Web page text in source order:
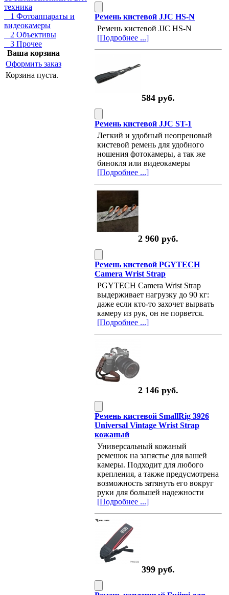
техника
1 Фотоаппараты и
видеокамеры
2 Объективы
3 Прочее
Ваша корзина
Оформить заказ
Корзина пуста.
Ремень кистевой JJC HS-N
Ремень кистевой JJC HS-N
[Подробнее ...]
584 руб.
Ремень кистевой JJC ST-1
Легкий и удобный неопреновый
кистевой ремень для удобного
ношения фотокамеры, а так же
бинокля или видеокамеры
[Подробнее ...]
2 960 руб.
Ремень кистевой PGYTECH
Camera Wrist Strap
PGYTECH Camera Wrist Strap
выдерживает нагрузку до 90 кг:
даже если кто-то захочет вырвать
камеру из рук, он не порвется.
[Подробнее ...]
2 146 руб.
Ремень кистевой SmallRig 3926
Universal Vintage Wrist Strap
кожаный
Универсальный кожаный
ремешок на запястье для вашей
камеры. Подходит для любого
крепления, а также предусмотрена
возможность затянуть его вокруг
руки для большей надежности
[Подробнее ...]
399 руб.